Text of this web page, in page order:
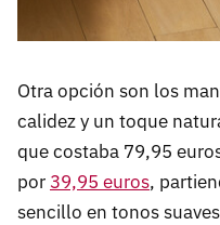
Otra opción son los
calidez y un toque
que costaba 79,95
por 39,95 euros,
sencillo en tonos